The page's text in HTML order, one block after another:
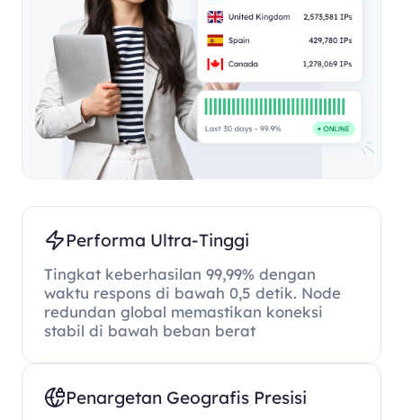
Performa Ultra-Tinggi
Tingkat keberhasilan 99,99% dengan
waktu respons di bawah 0,5 detik. Node
redundan global memastikan koneksi
stabil di bawah beban berat
Penargetan Geografis Presisi